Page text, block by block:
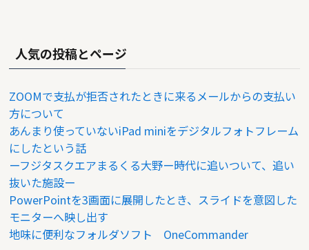
人気の投稿とページ
ZOOMで支払が拒否されたときに来るメールからの支払い
方について
あんまり使っていないiPad miniをデジタルフォトフレーム
にしたという話
ーフジタスクエアまるくる大野ー時代に追いついて、追い
抜いた施設ー
PowerPointを3画面に展開したとき、スライドを意図した
モニターへ映し出す
地味に便利なフォルダソフト OneCommander